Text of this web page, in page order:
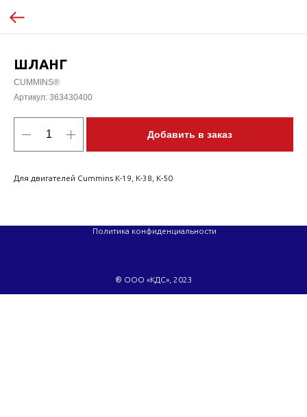
ШЛАНГ
CUMMINS®
Артикул: 363430400
Добавить в заказ
Для двигателей Cummins K-19, K-38, K-50
® ООО «КДС», 2023
Политика конфиденциальности